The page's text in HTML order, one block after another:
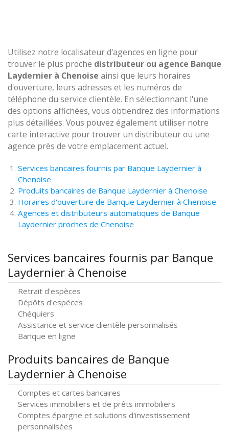
Utilisez notre localisateur d'agences en ligne pour
trouver le plus proche distributeur ou agence Banque
Laydernier à Chenoise ainsi que leurs horaires
d'ouverture, leurs adresses et les numéros de
téléphone du service clientèle. En sélectionnant l'une
des options affichées, vous obtiendrez des informations
plus détaillées. Vous pouvez également utiliser notre
carte interactive pour trouver un distributeur ou une
agence près de votre emplacement actuel.
Services bancaires fournis par Banque Laydernier à
Chenoise
Produits bancaires de Banque Laydernier à Chenoise
Horaires d'ouverture de Banque Laydernier à Chenoise
Agences et distributeurs automatiques de Banque
Laydernier proches de Chenoise
Services bancaires fournis par Banque
Laydernier à Chenoise
Retrait d'espèces
Dépôts d'espèces
Chéquiers
Assistance et service clientèle personnalisés
Banque en ligne
Produits bancaires de Banque
Laydernier à Chenoise
Comptes et cartes bancaires
Services immobiliers et de prêts immobiliers
Comptes épargne et solutions d'investissement
personnalisées